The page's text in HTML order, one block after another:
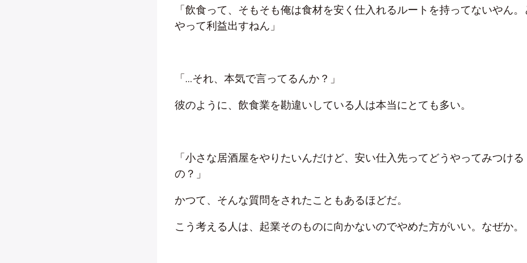
「飲食って、そもそも俺は食材を安く仕入れるルートを持ってないやん。
やって利益出すねん」
「…それ、本気で言ってるんか？」
彼のように、飲食業を勘違いしている人は本当にとても多い。
「小さな居酒屋をやりたいんだけど、安い仕入先ってどうやってみつける
の？」
かつて、そんな質問をされたこともあるほどだ。
こう考える人は、起業そのものに向かないのでやめた方がいい。なぜか。